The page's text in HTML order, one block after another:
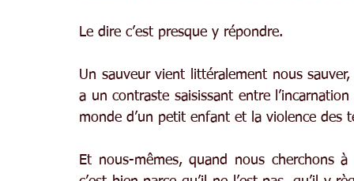
Le dire c’est presque y répondre.
Un sauveur vient littéralement nous
a un contraste saisissant entre
monde d’un petit enfant et la violence des
Et nous-mêmes, quand nous cherchons